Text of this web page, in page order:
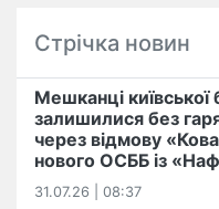
Стрічка новин
Мешканці київської
залишилися без
через відмову
нового ОСББ із
31.07.26 | 08:37